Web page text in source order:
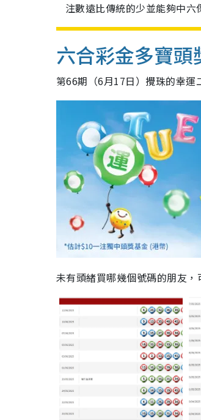
注數遠比傳統的少並能夠中六
六合彩金多寶
第66期（6月17日）攪珠的幸運
未有頭緒買哪幾個號碼的朋友